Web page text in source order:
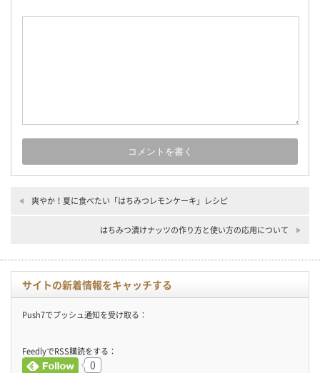
爽やか！夏に食べたい「はちみつレモンケーキ」レシピ
はちみつ漬けナッツの作り方と使い方の応用について
サイトの新着情報をキャッチする
Push7でプッシュ通知を受け取る：
FeedlyでRSS購読をする：
0